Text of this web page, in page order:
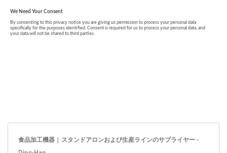
食品加工機器 | スタンドアロンおよび生産ラインのサプライヤー -